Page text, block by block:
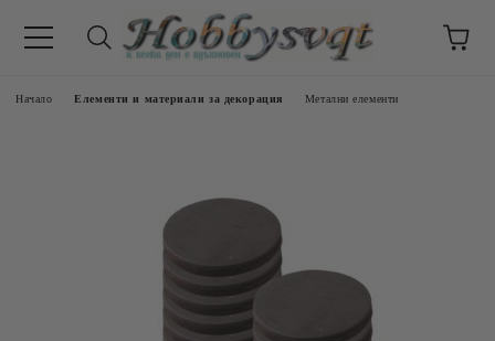
Начало Елементи и материали за декорация Метални елементи